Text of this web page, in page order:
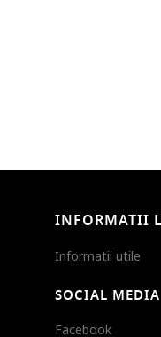
INFORMATII
Informatii utile
SOCIAL MEDIA
Facebook